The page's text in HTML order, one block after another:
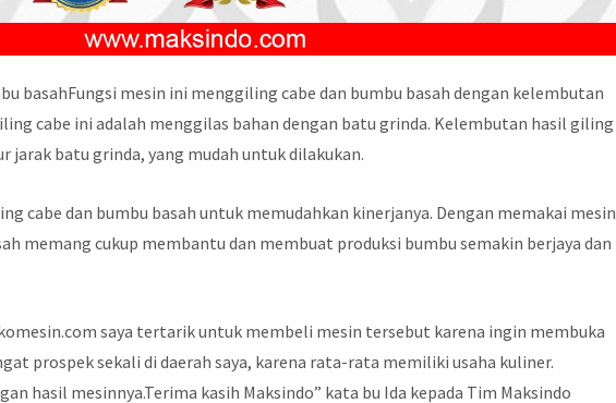
basahFungsi mesin ini menggiling cabe dan bumbu basah dengan kelembutan
cabe ini adalah menggilas bahan dengan batu grinda. Kelembutan hasil giling
jarak batu grinda, yang mudah untuk dilakukan.
cabe dan bumbu basah untuk memudahkan kinerjanya. Dengan memakai mesin
memang cukup membantu dan membuat produksi bumbu semakin berjaya dan
saya tertarik untuk membeli mesin tersebut karena ingin membuka
prospek sekali di daerah saya, karena rata-rata memiliki usaha kuliner.
hasil mesinnya.Terima kasih Maksindo” kata bu Ida kepada Tim Maksindo